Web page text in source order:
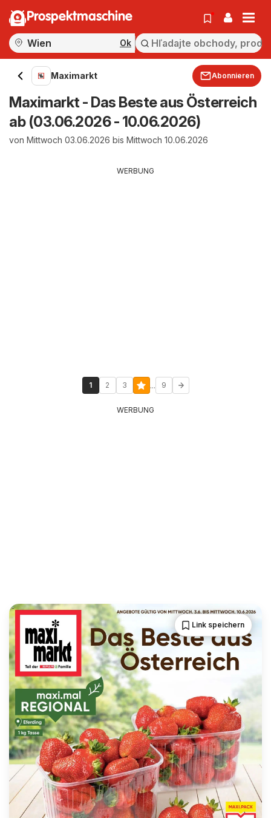
Prospektmaschine
Ok
Maximarkt Abonnieren
Maximarkt - Das Beste aus Österreich
ab (03.06.2026 - 10.06.2026)
von Mittwoch 03.06.2026 bis Mittwoch 10.06.2026
WERBUNG
1 2 3 ... 9
WERBUNG
Link speichern